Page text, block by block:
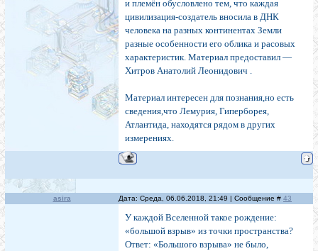
и племён обусловлено тем, что каждая
цивилизация-создатель вносила в ДНК
человека на разных континентах Земли
разные особенности его облика и расовых
характеристик. Материал предоставил —
Хитров Анатолий Леонидович .
Материал интересен для познания,но есть
сведения,что Лемурия, Гиперборея,
Атлантида, находятся рядом в других
измерениях.
asira Дата: Среда, 06.06.2018, 21:49 | Сообщение # 43
У каждой Вселенной такое рождение:
«большой взрыв» из точки пространства?
Ответ: «Большого взрыва» не было,